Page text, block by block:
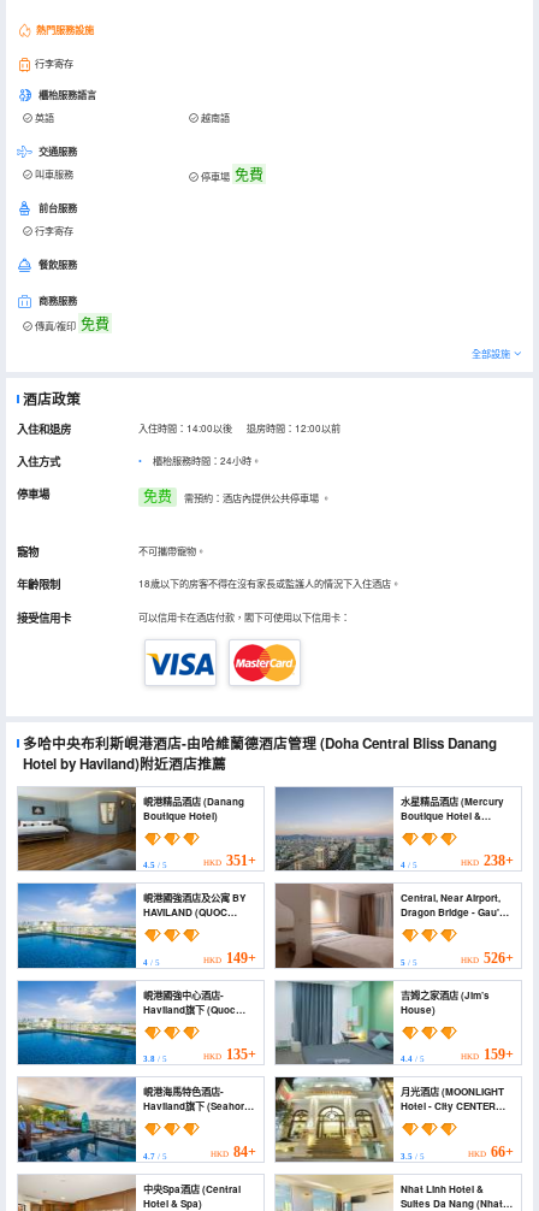
熱門服務設施
行李寄存
櫃枱服務語言
英語 越南語
交通服務
叫車服務 停車場 免費
前台服務
行李寄存
餐飲服務
商務服務
傳真/複印 免費
全部設施
酒店政策
入住和退房 入住時間：14:00以後 退房時間：12:00以前
入住方式 櫃枱服務時間：24小時。
停車場 免费 需預約：酒店內提供公共停車場 。
寵物 不可攜帶寵物。
年齡限制 18歲以下的房客不得在沒有家長或監護人的情況下入住酒店。
接受信用卡 可以信用卡在酒店付款，閣下可使用以下信用卡：
多哈中央布利斯峴港酒店-由哈維蘭德酒店管理(Doha Central Bliss Danang
Hotel by Haviland)附近酒店推薦
峴港精品酒店 (Danang
Boutique Hotel)
4.5 / 5 HKD 351+
水星精品酒店 (Mercury
Boutique Hotel &
Apartment Da Nang)
4/ 5 HKD 238+
峴港國強酒店及公寓 BY
HAVILAND (QUOC
CUONG HOTEL&
APARTMENT DANANG
BY HAVILAND)
4 / 5 HKD 149+
Central, Near Airport,
Dragon Bridge - Gau's
House (Central, Near
Airport, Dragon Bridge -
Gau's House)
5/ 5 HKD 526+
峴港國強中心酒店-
Haviland旗下 (Quoc
Cuong Center Da Nang
Hotel by Haviland)
3.8 / 5 HKD 135+
吉姆之家酒店 (Jim’s
House)
4.4/ 5 HKD 159+
峴港海馬特色酒店-
Haviland旗下 (Seahorse
Signature Danang Hotel
by Haviland)
4.7 / 5 HKD 84+
月光酒店 (MOONLIGHT
Hotel - City CENTER
near Dragon Bridge,
High floor with City
View, River View)
3.5/ 5 HKD 66+
中央Spa酒店 (Central
Hotel & Spa)
Nhat Linh Hotel &
Suites Da Nang (Nhat